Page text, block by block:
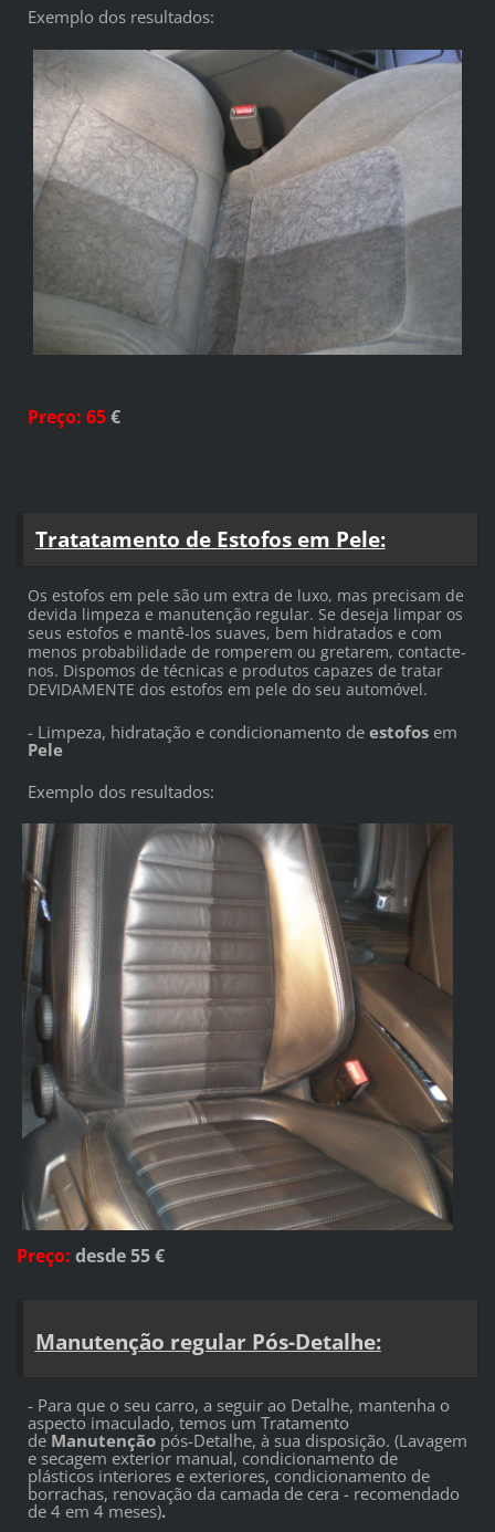
Exemplo dos resultados:
Preço: 65€
Tratatamento de Estofos em Pele:
Os estofos em pele são um extra de luxo, mas precisam de
devida limpeza e manutenção regular. Se deseja limpar os
seus estofos e mantê-los suaves, bem hidratados e com
menos probabilidade de romperem ou gretarem, contacte-
nos. Dispomos de técnicas e produtos capazes de tratar
DEVIDAMENTE dos estofos em pele do seu automóvel.
- Limpeza, hidratação e condicionamento de estofos em
Pele
Exemplo dos resultados:
Preço: desde 55€
Manutenção regular Pós-Detalhe:
- Para que o seu carro, a seguir ao Detalhe, mantenha o
aspecto imaculado, temos um Tratamento
de Manutenção pós-Detalhe, à sua disposição. (Lavagem
e secagem exterior manual, condicionamento de
plásticos interiores e exteriores, condicionamento de
borrachas, renovação da camada de cera - recomendado
de 4 em 4 meses).